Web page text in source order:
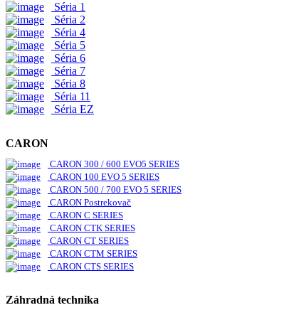
Séria 1
Séria 2
Séria 4
Séria 5
Séria 6
Séria 7
Séria 8
Séria 11
Séria EZ
CARON
CARON 300 / 600 EVO5 SERIES
CARON 100 EVO 5 SERIES
CARON 500 / 700 EVO 5 SERIES
CARON Postrekovač
CARON C SERIES
CARON CTK SERIES
CARON CT SERIES
CARON CTM SERIES
CARON CTS SERIES
Záhradná technika